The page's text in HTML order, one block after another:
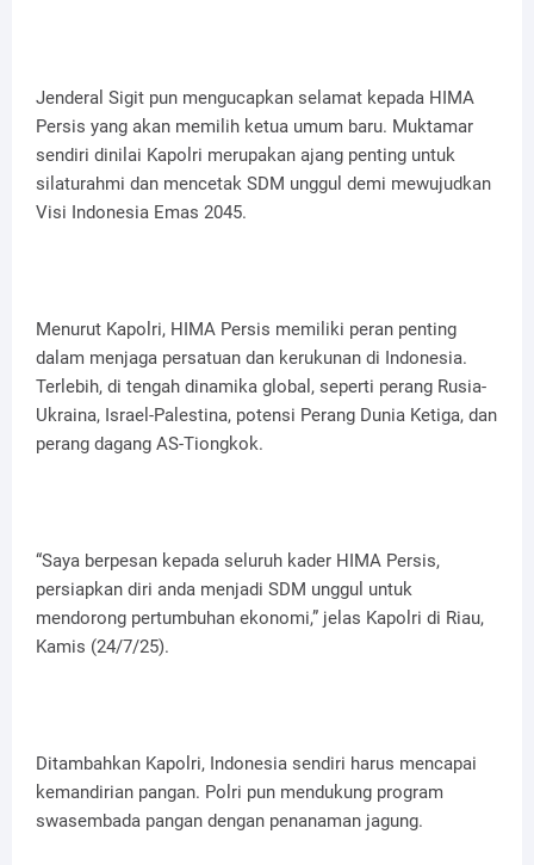
Jenderal Sigit pun mengucapkan selamat kepada HIMA
Persis yang akan memilih ketua umum baru. Muktamar
sendiri dinilai Kapolri merupakan ajang penting untuk
silaturahmi dan mencetak SDM unggul demi mewujudkan
Visi Indonesia Emas 2045.
Menurut Kapolri, HIMA Persis memiliki peran penting
dalam menjaga persatuan dan kerukunan di Indonesia.
Terlebih, di tengah dinamika global, seperti perang Rusia-
Ukraina, Israel-Palestina, potensi Perang Dunia Ketiga, dan
perang dagang AS-Tiongkok.
“Saya berpesan kepada seluruh kader HIMA Persis,
persiapkan diri anda menjadi SDM unggul untuk
mendorong pertumbuhan ekonomi,” jelas Kapolri di Riau,
Kamis (24/7/25).
Ditambahkan Kapolri, Indonesia sendiri harus mencapai
kemandirian pangan. Polri pun mendukung program
swasembada pangan dengan penanaman jagung.